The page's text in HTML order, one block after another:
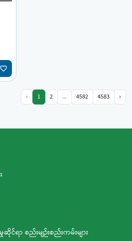
favorite_border
‹ 1 2 ... 4582 4583 ›
င်ရာ စည်းမျဉ်းစည်းကမ်းများ